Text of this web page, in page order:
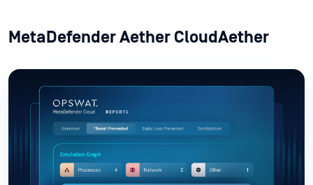
MetaDefender Aether CloudAether